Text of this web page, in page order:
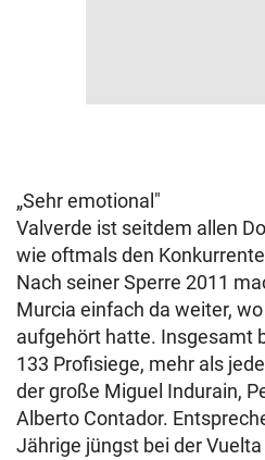
„Sehr emotional"
Valverde ist seitdem allen
wie oftmals den
Nach seiner Sperre 2011
Murcia einfach da weiter,
aufgehört hatte. Insgesamt
133 Profisiege, mehr als
der große Miguel Indurain,
Alberto Contador.
Jährige jüngst bei der